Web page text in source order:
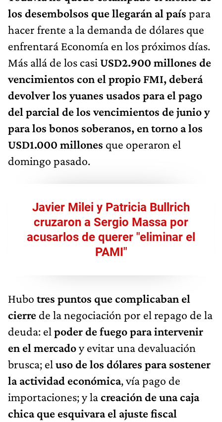
los desembolsos que llegarán al país para
hacer frente a la demanda de dólares que
enfrentará Economía en los próximos días.
Más allá de los casi USD2.900 millones de
vencimientos con el propio FMI, deberá
devolver los yuanes usados para el pago
del parcial de los vencimientos de junio y
para los bonos soberanos, en torno a los
USD1.000 millones que operaron el
domingo pasado.
Javier Milei y Patricia Bullrich
cruzaron a Sergio Massa por
acusarlos de querer "eliminar el
PAMI"
Hubo tres puntos que complicaban el
cierre de la negociación por el repago de la
deuda: el poder de fuego para intervenir
en el mercadoy evitar una devaluación
brusca; el uso de los dólares para sostener
la actividad económica, vía pago de
importaciones; y lacreación de una caja
chica que esquivara el ajuste fiscal